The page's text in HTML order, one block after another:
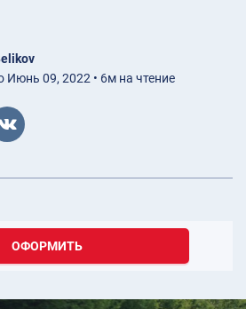
Июнь 09, 2022 • 6м на чтение
ОФОРМИТЬ